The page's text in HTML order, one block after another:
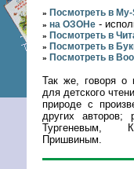
» Посмотреть в
» на ОЗОНе -
» Посмотреть в
» Посмотреть в
» Посмотреть в
Так же, говоря о
для детского
природе с
других авторов;
Тургеневым,
Пришвиным.